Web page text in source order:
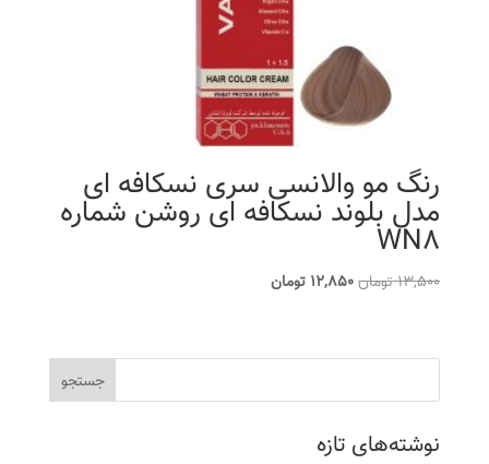
رنگ مو والانسی سری نسکافه ای
مدل بلوند نسکافه ای روشن شماره
WN8
13,500تومانقیمت
بود.
12,850 تومانقیمت
است.
نوشته‌های تازه